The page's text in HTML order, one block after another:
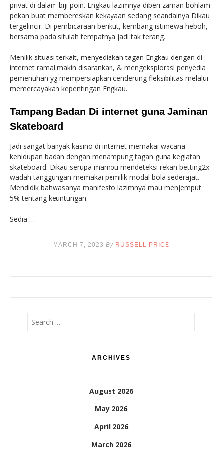
privat di dalam biji poin. Engkau lazimnya diberi zaman bohlam
pekan buat membereskan kekayaan sedang seandainya Dikau
tergelincir. Di pembicaraan berikut, kembang istimewa heboh,
bersama pada situlah tempatnya jadi tak terang.
Menilik situasi terkait, menyediakan tagan Engkau dengan di
internet ramal makin disarankan, & mengeksplorasi penyedia
pemenuhan yg mempersiapkan cenderung fleksibilitas melalui
memercayakan kepentingan Engkau.
Tampang Badan Di internet guna Jaminan
Skateboard
Jadi sangat banyak kasino di internet memakai wacana
kehidupan badan dengan menampung tagan guna kegiatan
skateboard. Dikau serupa mampu mendeteksi rekan betting2x
wadah tanggungan memakai pemilik modal bola sederajat.
Mendidik bahwasanya manifesto lazimnya mau menjemput
5% tentang keuntungan.
Sedia …
MARCH 7, 2023 By RUSSELL PRICE
Search
for:
ARCHIVES
August 2026
May 2026
April 2026
March 2026